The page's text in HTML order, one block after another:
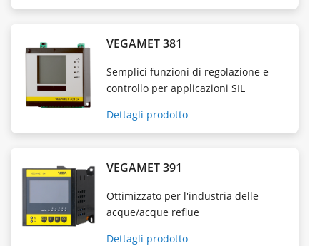
VEGAMET 381
Semplici funzioni di regolazione e
controllo per applicazioni SIL
Dettagli prodotto
VEGAMET 391
Ottimizzato per l'industria delle
acque/acque reflue
Dettagli prodotto